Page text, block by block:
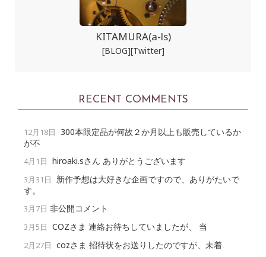
KITAMURA(a-ls)
[BLOG][Twitter]
RECENT COMMENTS
12月18日 300本限定品が何故２か月以上も販売しているか
が不
4月1日 hiroaki.sさん ありがとうございます
3月31日
新作予想は大好きな企画ですので、ありがたいで
す。
3月7日 非公開コメント
3月5日 COZさま 連絡お待ちしていましたが、 当
2月27日 cozさま 招待状をお送りしたのですが、未着